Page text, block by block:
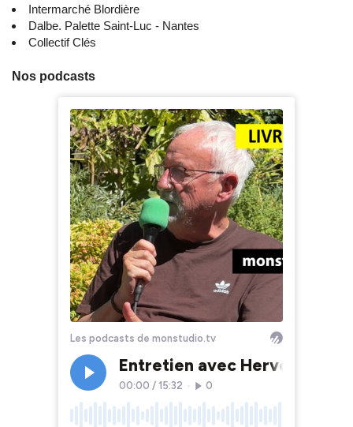
Intermarché Blordière
Dalbe. Palette Saint-Luc - Nantes
Collectif Clés
Nos podcasts